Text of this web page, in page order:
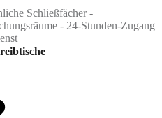
Schließfächer -
- 24-Stunden-Zugang